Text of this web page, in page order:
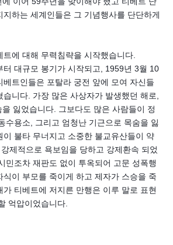
지하는 세계인들은 그 기념행사를 단단하게
에 대해 무력침략을 시작했습니다.
터 대규모 봉기가 시작되고, 1959년 3월 10
베트인들은 포탈라 궁전 앞에 모여 자신들
니다. 가장 많은 사상자가 발생했던 해로,
잃었습니다. 그보다도 많은 사람들이 정
수용소, 그리고 엄청난 기근으로 목숨을 잃
이 불타 무너지고 소중한 불교유산들이 약
제적으로 욕보임을 당하고 강제환속 되었
민조차 재판도 없이 투옥되어 고문 성폭행
식이 부모를 죽이게 하고 제자가 스승을 죽
가 티베트에 저지른 만행은 이루 말로 표현
억압이었습니다.